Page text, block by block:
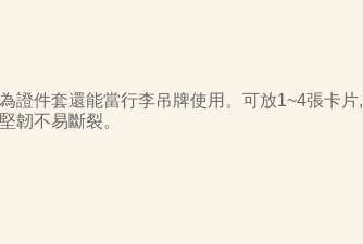
證件套還能當行李吊牌使用。可放1~4張卡片,
韌不易斷裂。